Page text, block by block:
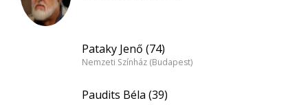
Pataky Jenő (74)
Nemzeti Színház (Budapest)
Paudits Béla (39)